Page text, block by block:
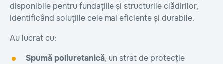
disponibile pentru fundațiile și structurile clădirilor,
identificând soluțiile cele mai eficiente și durabile.
Au lucrat cu:
Spumă poliuretanică, un strat de protecție